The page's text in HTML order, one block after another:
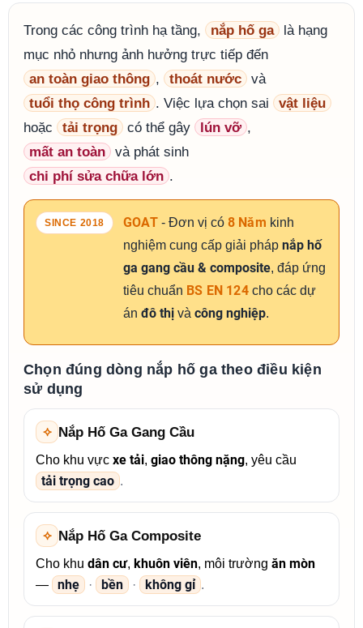
Trong các công trình hạ tầng, nắp hố ga
là hạng
mục nhỏ nhưng ảnh hưởng trực tiếp đến
an toàn giao thông
thoát nước
và
tuổi thọ công trình
. Việc lựa chọn sai
vật liệu
hoặc
tải trọng có thể gây lún vỡ
mất an toàn
và phát sinh
chi phí sửa chữa lớn
SINCE 2018 GOAT- Đơn vị có 8 Năm kinh
nghiệm cung cấp giải pháp nắp hố
ga gang cầu & composite, đáp ứng
tiêu chuẩn BS EN 124cho các dự
án đô thị và công nghiệp.
Chọn đúng dòng nắp hố ga theo điều kiện
sử dụng
⟡ Nắp Hố Ga Gang Cầu
Cho khu vực xe tải, giao thông nặng, yêu cầu
tải trọng cao .
⟡ Nắp Hố Ga Composite
Cho khu dân cư, khuôn viên, môi trường ăn mòn
— nhẹ · bền · không gỉ .